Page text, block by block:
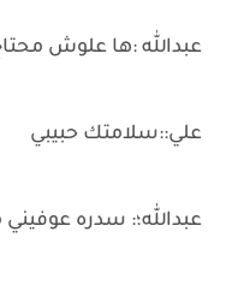
عبدالله :ها علوش
علي::سلامتك حبيبي
عبدالله؛: سدره